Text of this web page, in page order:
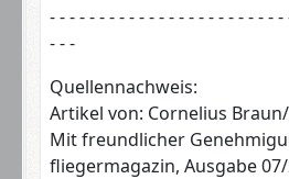
- - - - - - - - - - - - - - - - - - - - - - -
- - -
Quellennachweis:
Artikel von: Cornelius
Mit freundlicher
fliegermagazin, Ausgabe